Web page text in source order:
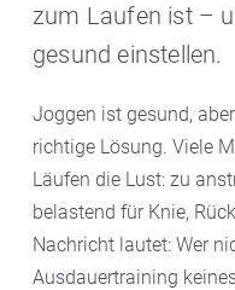
zum Laufen ist –
gesund einstellen.
Joggen ist gesund,
richtige Lösung. Viele
Läufen die Lust: zu
belastend für Knie,
Nachricht lautet: Wer
Ausdauertraining